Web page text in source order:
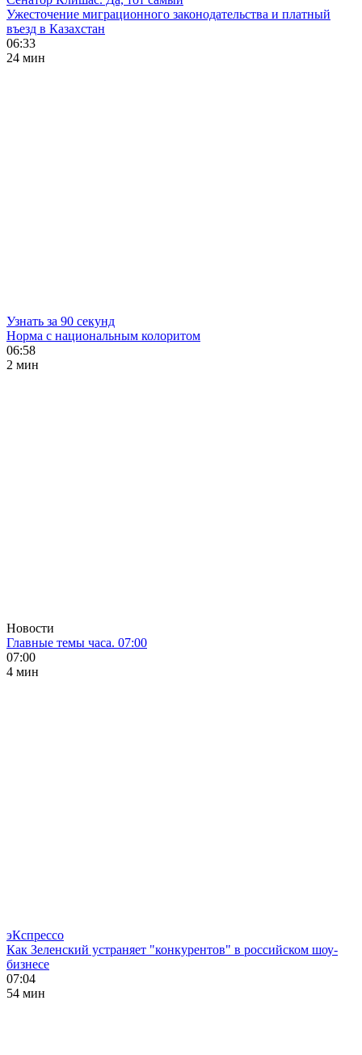
Ужесточение миграционного законодательства и платный
въезд в Казахстан
06:33
24 мин
Узнать за 90 секунд
Норма с национальным колоритом
06:58
2 мин
Новости
Главные темы часа. 07:00
07:00
4 мин
эКспрессо
Как Зеленский устраняет "конкурентов" в российском шоу-
бизнесе
07:04
54 мин